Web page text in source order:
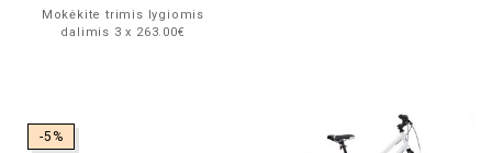
Mokėkite trimis lygiomis
dalimis 3 x 263.00€
-5%